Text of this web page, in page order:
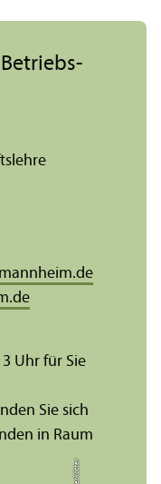
Betriebs­
Uhr für Sie
Sie sich
in Raum